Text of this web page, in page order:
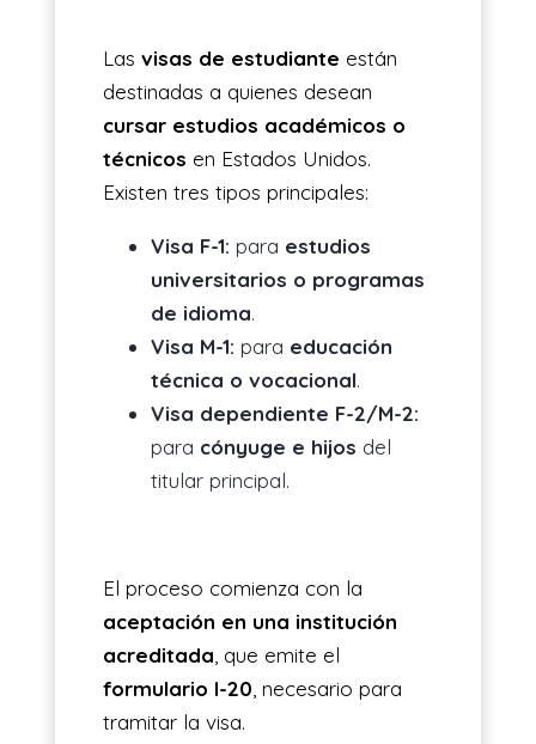
Las visas de estudiante están
destinadas a quienes desean
cursar estudios académicos o
técnicos en Estados Unidos.
Existen tres tipos principales:
Visa F-1: para estudios
universitarios o programas
de idioma.
Visa M-1: para educación
técnica o vocacional.
Visa dependiente F-2/M-2:
para cónyuge e hijos del
titular principal.
El proceso comienza con la
aceptación en una institución
acreditada , que emite el
formulario I-20 , necesario para
tramitar la visa.